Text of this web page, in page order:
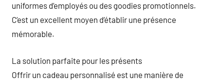
uniformes d’employés ou des goodies promotionnels.
C’est un excellent moyen d’établir une présence
mémorable.
La solution parfaite pour les présents
Offrir un cadeau personnalisé est une manière de